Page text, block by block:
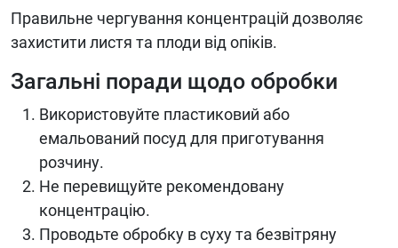
Правильне чергування концентрацій дозволяє
захистити листя та плоди від опіків.
Загальні поради щодо обробки
Використовуйте пластиковий або
емальований посуд для приготування
розчину.
Не перевищуйте рекомендовану
концентрацію.
Проводьте обробку в суху та безвітряну